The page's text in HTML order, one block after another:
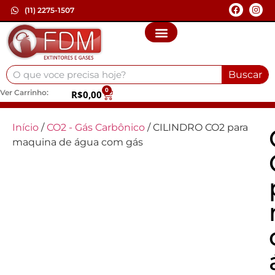
(11) 2275-1507
Buscar
Ver Carrinho: R$0,00 0
Início /CO2 - Gás Carbônico / CILINDRO CO2 para
maquina de água com gás